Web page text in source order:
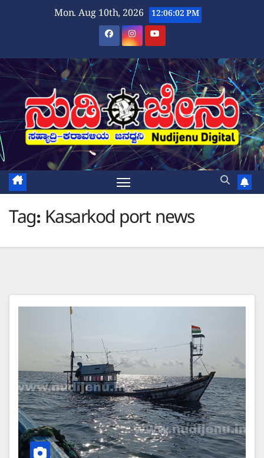
Mon. Aug 10th, 2026 12:06:03 PM
Tag: Kasarkod port news